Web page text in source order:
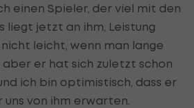
einen Spieler, der viel mit den
liegt jetzt an ihm, Leistung
leicht, wenn man lange
er hat sich zuletzt schon
ich bin optimistisch, dass er
von ihm erwarten.